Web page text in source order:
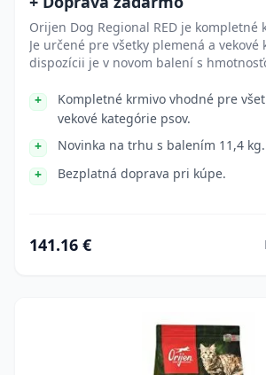
Orijen Dog Regional RED je kompletné
Je určené pre všetky plemená a vekové
dispozícii je v novom balení s
Kompletné krmivo vhodné pre
vekové kategórie psov.
Novinka na trhu s balením 11,4 kg.
Bezplatná doprava pri kúpe.
141.16 €